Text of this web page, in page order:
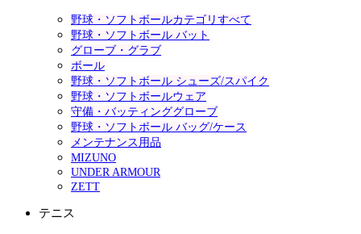
野球・ソフトボールカテゴリすべて
野球・ソフトボール バット
グローブ・グラブ
ボール
野球・ソフトボール シューズ/スパイク
野球・ソフトボールウェア
守備・バッティンググローブ
野球・ソフトボール バッグ/ケース
メンテナンス用品
MIZUNO
UNDER ARMOUR
ZETT
テニス